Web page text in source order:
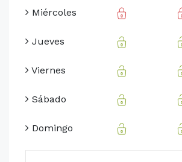
Miércoles
Jueves
Viernes
Sábado
Domingo